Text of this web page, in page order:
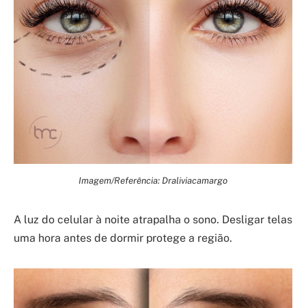
Imagem/Referência: Draliviacamargo
A luz do celular à noite atrapalha o sono. Desligar telas
uma hora antes de dormir protege a região.